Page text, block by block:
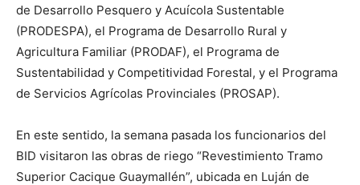
de Desarrollo Pesquero y Acuícola Sustentable
(PRODESPA), el Programa de Desarrollo Rural y
Agricultura Familiar (PRODAF), el Programa de
Sustentabilidad y Competitividad Forestal, y el Programa
de Servicios Agrícolas Provinciales (PROSAP).
En este sentido, la semana pasada los funcionarios del
BID visitaron las obras de riego “Revestimiento Tramo
Superior Cacique Guaymallén”, ubicada en Luján de